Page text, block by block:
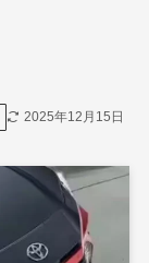
2025年12月15日